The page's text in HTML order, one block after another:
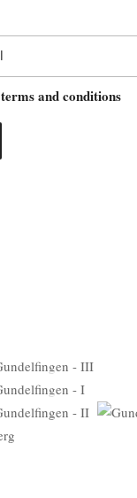
terms and conditions